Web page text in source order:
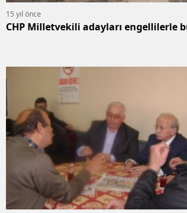
15 yıl önce
CHP Milletvekili adayları engellilerle